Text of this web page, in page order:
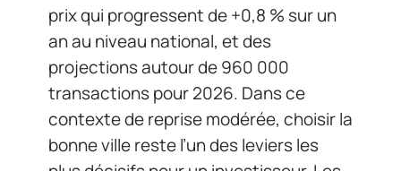
prix qui progressent de +0,8 % sur un
an au niveau national, et des
projections autour de 960 000
transactions pour 2026. Dans ce
contexte de reprise modérée, choisir la
bonne ville reste l’un des leviers les